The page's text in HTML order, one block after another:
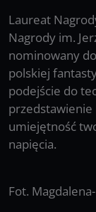
Laureat
Nagrody im.
nominowany
polskiej
podejście do
umiejętność
napięcia.
Fot.